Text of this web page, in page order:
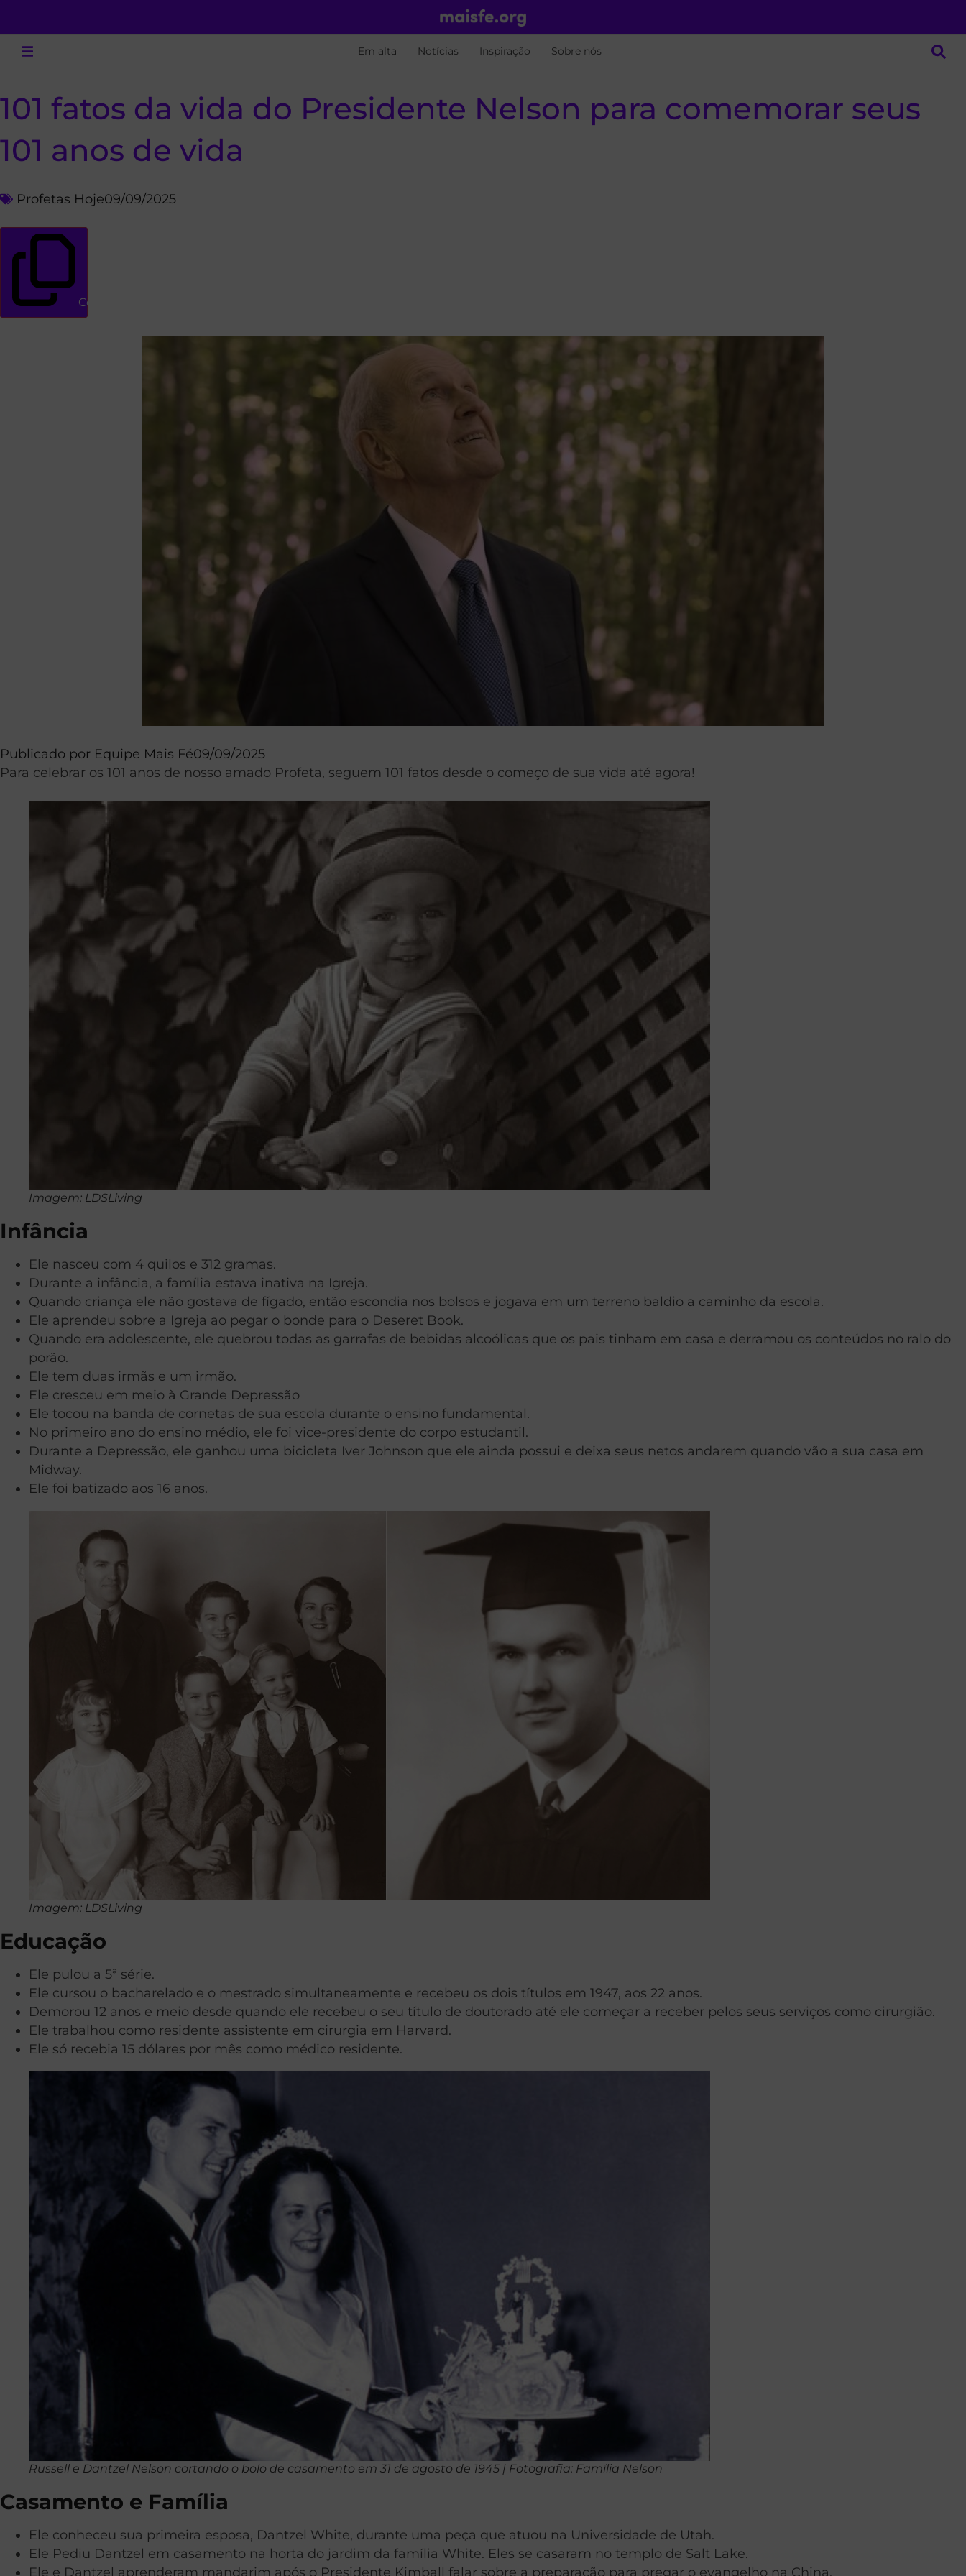
Em alta Notícias Inspiração Sobre nós
101 fatos da vida do Presidente Nelson para comemorar seus
101 anos de vida
Profetas Hoje09/09/2025
Copiar link
Publicado por Equipe Mais Fé09/09/2025
Para celebrar os 101 anos de nosso amado Profeta, seguem 101 fatos desde o começo de sua vida até agora!
Imagem: LDSLiving
Infância
Ele nasceu com 4 quilos e 312 gramas.
Durante a infância, a família estava inativa na Igreja.
Quando criança ele não gostava de fígado, então escondia nos bolsos e jogava em um terreno baldio a caminho da escola.
Ele aprendeu sobre a Igreja ao pegar o bonde para o Deseret Book.
Quando era adolescente, ele quebrou todas as garrafas de bebidas alcoólicas que os pais tinham em casa e derramou os conteúdos no ralo do
porão.
Ele tem duas irmãs e um irmão.
Ele cresceu em meio à Grande Depressão
Ele tocou na banda de cornetas de sua escola durante o ensino fundamental.
No primeiro ano do ensino médio, ele foi vice-presidente do corpo estudantil.
Durante a Depressão, ele ganhou uma bicicleta Iver Johnson que ele ainda possui e deixa seus netos andarem quando vão a sua casa em
Midway.
Ele foi batizado aos 16 anos.
Imagem: LDSLiving
Educação
Ele pulou a 5ª série.
Ele cursou o bacharelado e o mestrado simultaneamente e recebeu os dois títulos em 1947, aos 22 anos.
Demorou 12 anos e meio desde quando ele recebeu o seu título de doutorado até ele começar a receber pelos seus serviços como cirurgião.
Ele trabalhou como residente assistente em cirurgia em Harvard.
Ele só recebia 15 dólares por mês como médico residente.
Russell e Dantzel Nelson cortando o bolo de casamento em 31 de agosto de 1945 | Fotografia: Família Nelson
Casamento e Família
Ele conheceu sua primeira esposa, Dantzel White, durante uma peça que atuou na Universidade de Utah.
Ele Pediu Dantzel em casamento na horta do jardim da família White. Eles se casaram no templo de Salt Lake.
Ele e Dantzel aprenderam mandarim após o Presidente Kimball falar sobre a preparação para pregar o evangelho na China.